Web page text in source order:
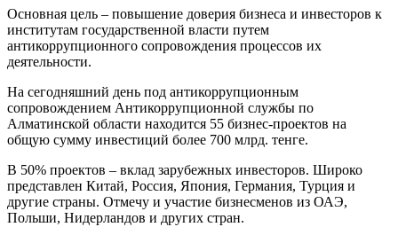
Основная цель – повышение доверия бизнеса и инвесторов к
институтам государственной власти путем
антикоррупционного сопровождения процессов их
деятельности.
На сегодняшний день под антикоррупционным
сопровождением Антикоррупционной службы по
Алматинской области находится 55 бизнес-проектов на
общую сумму инвестиций более 700 млрд. тенге.
В 50% проектов – вклад зарубежных инвесторов. Широко
представлен Китай, Россия, Япония, Германия, Турция и
другие страны. Отмечу и участие бизнесменов из ОАЭ,
Польши, Нидерландов и других стран.